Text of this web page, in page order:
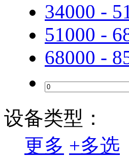
联想（
惠普
爱普生
联想（
兄弟
34000 -
51000 -
68000 -
设备类型：
更多 +多选